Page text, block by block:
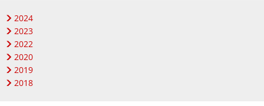
2024
2023
2022
2020
2019
2018